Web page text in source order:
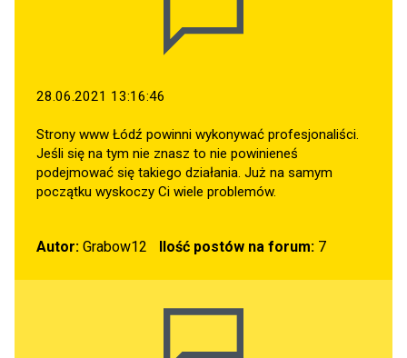
28.06.2021 13:16:46
Strony www Łódź powinni wykonywać profesjonaliści.
Jeśli się na tym nie znasz to nie powinieneś
podejmować się takiego działania. Już na samym
początku wyskoczy Ci wiele problemów.
Autor: Grabow12 Ilość postów na forum:7